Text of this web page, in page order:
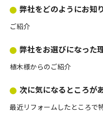
弊社をどのようにお知
ご紹介
弊社をお選びになった
植木様からのご紹介
次に気になるところが
最近リフォームしたところで